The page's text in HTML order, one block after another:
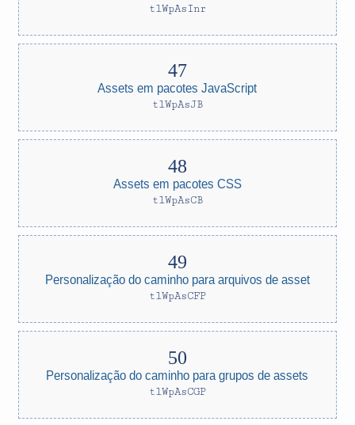
tlWpAsInr
Assets em pacotes JavaScript
tlWpAsJB
Assets em pacotes CSS
tlWpAsCB
Personalização do caminho para arquivos de asset
tlWpAsCFP
Personalização do caminho para grupos de assets
tlWpAsCGP